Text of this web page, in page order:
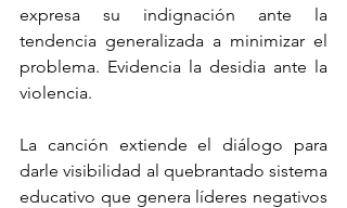
expresa su indignación ante la
tendencia generalizada a minimizar el
problema. Evidencia la desidia ante la
violencia.
La canción extiende el diálogo para
darle visibilidad al quebrantado sistema
educativo que genera líderes negativos